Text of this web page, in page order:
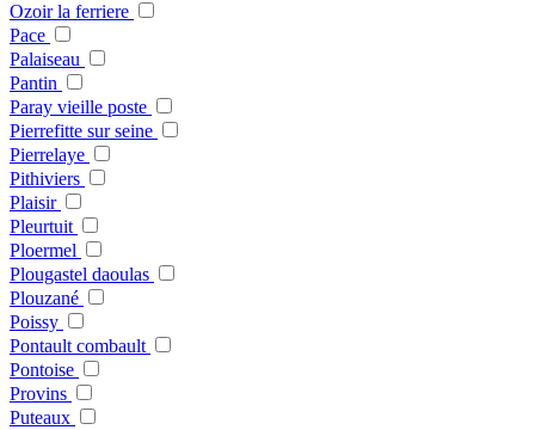
Ozoir la ferriere
Pace
Palaiseau
Pantin
Paray vieille poste
Pierrefitte sur seine
Pierrelaye
Pithiviers
Plaisir
Pleurtuit
Ploermel
Plougastel daoulas
Plouzané
Poissy
Pontault combault
Pontoise
Provins
Puteaux